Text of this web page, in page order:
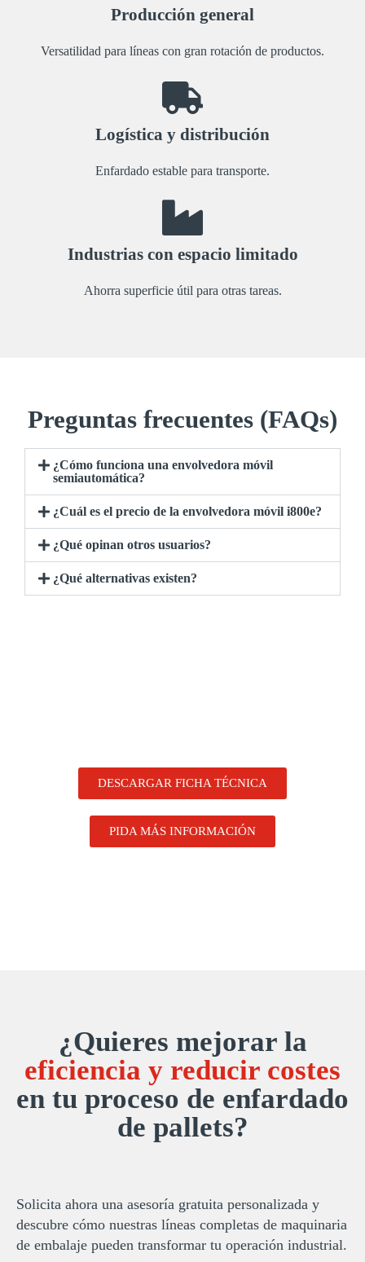
Producción general
Versatilidad para líneas con gran rotación de productos.
Logística y distribución
Enfardado estable para transporte.
Industrias con espacio limitado
Ahorra superficie útil para otras tareas.
Preguntas frecuentes (FAQs)
¿Cómo funciona una envolvedora móvil
semiautomática?
¿Cuál es el precio de la envolvedora móvil i800e?
¿Qué opinan otros usuarios?
¿Qué alternativas existen?
DESCARGAR FICHA TÉCNICA
PIDA MÁS INFORMACIÓN
¿Quieres mejorar la
eficiencia y reducir costes
en tu proceso de enfardado
de pallets?
Solicita ahora una asesoría gratuita personalizada y
descubre cómo nuestras líneas completas de maquinaria
de embalaje pueden transformar tu operación industrial.